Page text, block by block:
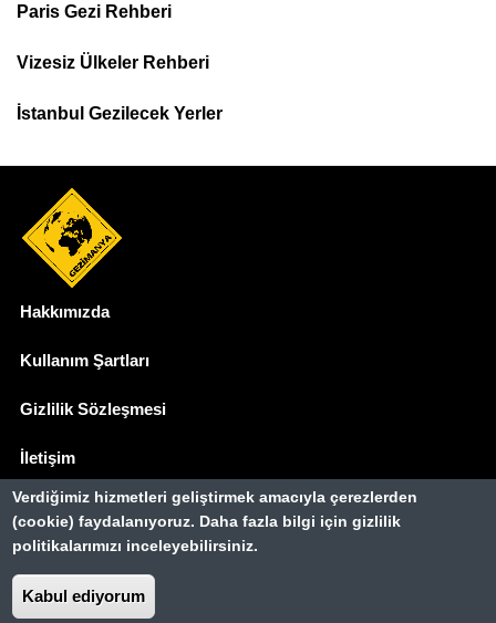
Top
Menu
Paris Gezi Rehberi
Vizesiz Ülkeler Rehberi
İstanbul Gezilecek Yerler
Hakkımızda
Kullanım Şartları
Gizlilik Sözleşmesi
İletişim
Basında Biz
Gezimanya Turizm, TÜRSAB'a kayıtlı bir
Verdiğimiz hizmetleri geliştirmek amacıyla çerezlerden
(cookie) faydalanıyoruz. Daha fazla bilgi için gizlilik
politikalarımızı inceleyebilirsiniz.
Kabul ediyorum